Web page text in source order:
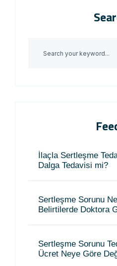
İlaçla Sertleşme
Dalga Tedavisi mi?
Sertleşme Sorunu
Belirtilerde Doktora
Sertleşme Sorunu
Ücret Neye Göre